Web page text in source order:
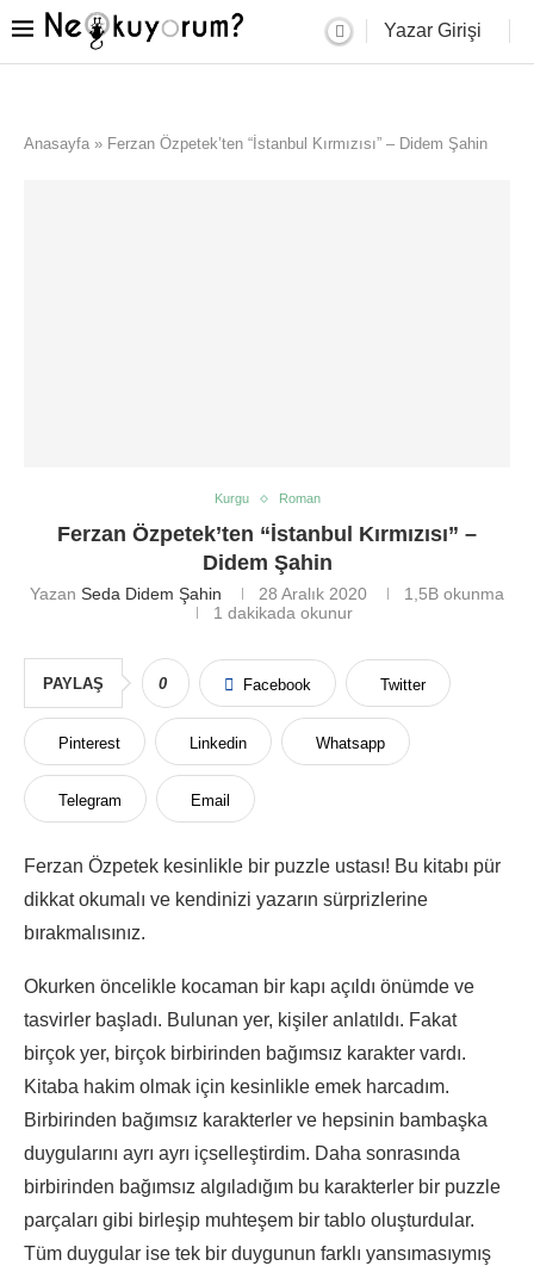
Yazar Girişi
Anasayfa » Ferzan Özpetek’ten “İstanbul Kırmızısı” – Didem Şahin
Kurgu Roman
Ferzan Özpetek’ten “İstanbul Kırmızısı” –
Didem Şahin
Yazan Seda Didem Şahin 28 Aralık 2020 1,5B okunma
1 dakikada okunur
PAYLAŞ 0 Facebook Twitter
Pinterest Linkedin Whatsapp
Telegram Email
Ferzan Özpetek kesinlikle bir puzzle ustası! Bu kitabı pür
dikkat okumalı ve kendinizi yazarın sürprizlerine
bırakmalısınız.
Okurken öncelikle kocaman bir kapı açıldı önümde ve
tasvirler başladı. Bulunan yer, kişiler anlatıldı. Fakat
birçok yer, birçok birbirinden bağımsız karakter vardı.
Kitaba hakim olmak için kesinlikle emek harcadım.
Birbirinden bağımsız karakterler ve hepsinin bambaşka
duygularını ayrı ayrı içselleştirdim. Daha sonrasında
birbirinden bağımsız algıladığım bu karakterler bir puzzle
parçaları gibi birleşip muhteşem bir tablo oluşturdular.
Tüm duygular ise tek bir duygunun farklı yansımasıymış